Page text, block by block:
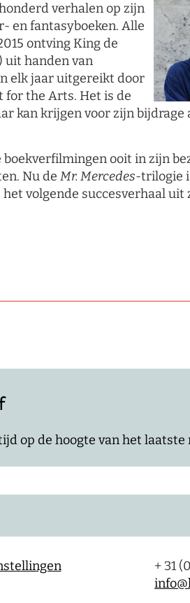
verhalen op zijn
en fantasyboeken. Alle
ontving King de
uit handen van
elk jaar uitgereikt door
for the Arts. Het is de
kan krijgen voor zijn bijdrage
ooit in zijn
Nu de Mr. Mercedes­-trilogie
volgende succesverhaal uit
op de hoogte van het laatste
+ 31